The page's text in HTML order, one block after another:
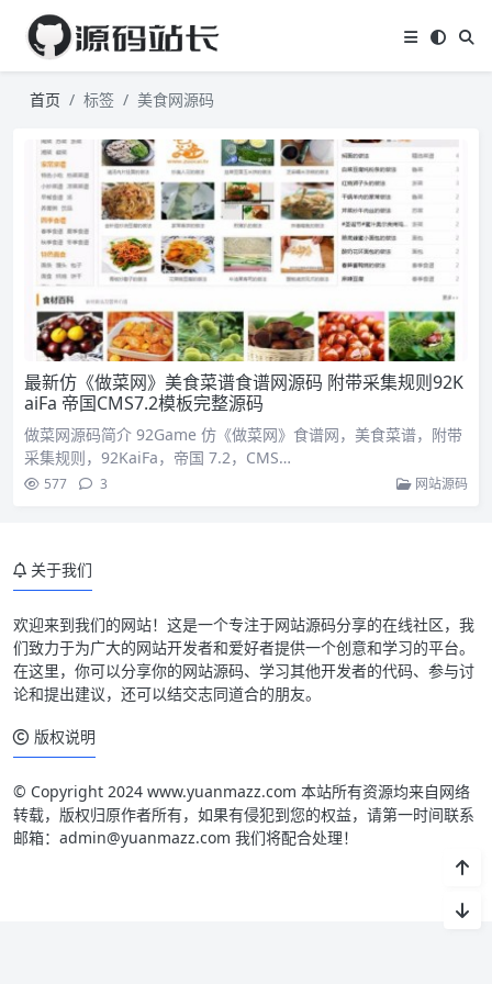
首页 标签 美食网源码
最新仿《做菜网》美食菜谱食谱网源码 附带采集规则92K
aiFa 帝国CMS7.2模板完整源码
做菜网源码简介 92Game 仿《做菜网》食谱网，美食菜谱，附带
采集规则，92KaiFa，帝国 7.2，CMS…
577 3 网站源码
关于我们
欢迎来到我们的网站！这是一个专注于网站源码分享的在线社区，我
们致力于为广大的网站开发者和爱好者提供一个创意和学习的平台。
在这里，你可以分享你的网站源码、学习其他开发者的代码、参与讨
论和提出建议，还可以结交志同道合的朋友。
版权说明
© Copyright 2024 www.yuanmazz.com 本站所有资源均来自网络
转载，版权归原作者所有，如果有侵犯到您的权益，请第一时间联系
邮箱：admin@yuanmazz.com 我们将配合处理！